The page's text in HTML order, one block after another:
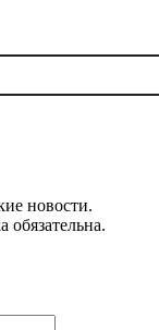
новости.